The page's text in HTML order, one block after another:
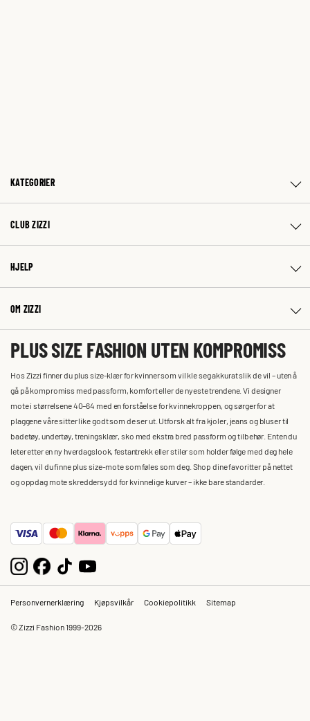
KATEGORIER
CLUB ZIZZI
HJELP
OM ZIZZI
PLUS SIZE FASHION UTEN KOMPROMISS
Hos Zizzi finner du plus size-klær for kvinner som vil kle seg akkurat slik de vil – uten å
gå på kompromiss med passform, komfort eller de nyeste trendene. Vi designer
mote i størrelsene 40–64 med en forståelse for kvinnekroppen, og sørger for at
plaggene våre sitter like godt som de ser ut. Utforsk alt fra kjoler, jeans og bluser til
badetøy, undertøy, treningsklær, sko med ekstra bred passform og tilbehør. Enten du
leter etter en ny hverdagslook, festantrekk eller stiler som holder følge med deg hele
dagen, vil du finne plus size-mote som føles som deg. Shop dine favoritter på nettet
og oppdag mote skreddersydd for kvinnelige kurver – ikke bare standarder.
Personvernerklæring Kjøpsvilkår Cookiepolitikk Sitemap
© Zizzi Fashion 1999-2026